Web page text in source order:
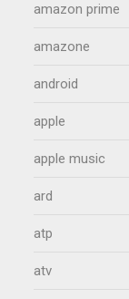
amazon prime
amazone
android
apple
apple music
ard
atp
atv